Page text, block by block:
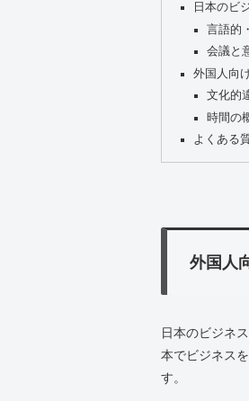
日本のビ
言語的
会議と
外国人向
文化的
時間の
よくある
外国人
日本のビジネ
本でビジネス
す。